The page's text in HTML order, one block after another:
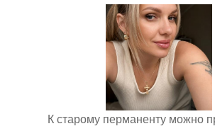
К старому перманенту можно